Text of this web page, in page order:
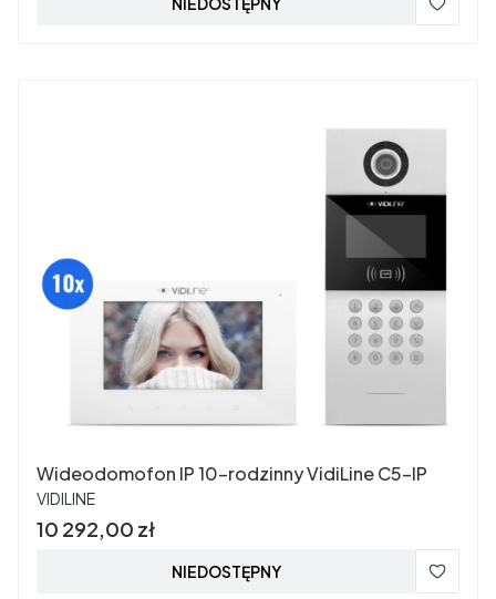
Wideodomofon IP 10-rodzinny VidiLine C5-IP
PRODUCENT
VIDILINE
Cena
10 292,00 zł
NIEDOSTĘPNY